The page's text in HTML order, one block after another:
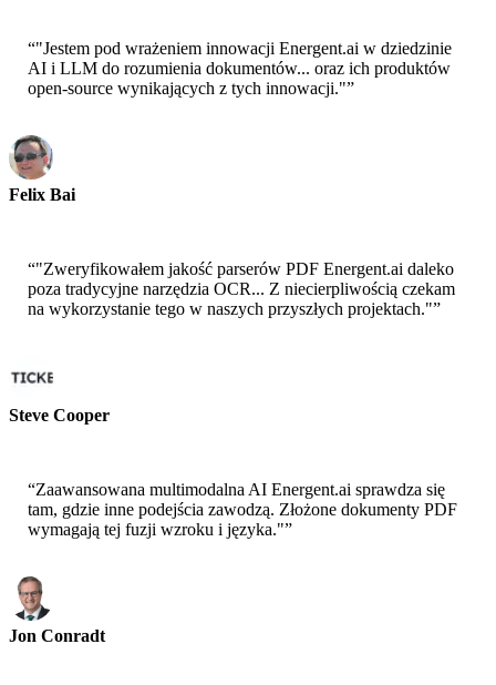
“"Jestem pod wrażeniem innowacji Energent.ai w dziedzinie
AI i LLM do rozumienia dokumentów... oraz ich produktów
open-source wynikających z tych innowacji."”
Felix Bai
“"Zweryfikowałem jakość parserów PDF Energent.ai daleko
poza tradycyjne narzędzia OCR... Z niecierpliwością czekam
na wykorzystanie tego w naszych przyszłych projektach."”
Steve Cooper
“Zaawansowana multimodalna AI Energent.ai sprawdza się
tam, gdzie inne podejścia zawodzą. Złożone dokumenty PDF
wymagają tej fuzji wzroku i języka."”
Jon Conradt